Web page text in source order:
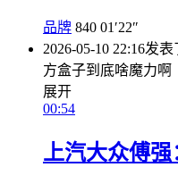
品牌 840 01′22″
2026-05-10 22:16发表
方盒子到底啥魔力啊
展开
00:54
上汽大众傅